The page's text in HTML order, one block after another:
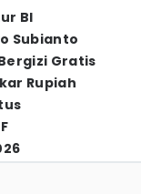
BI
Subianto
Gratis
Rupiah